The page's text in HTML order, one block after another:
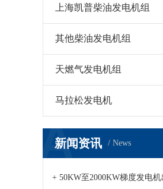
上海凯普柴油发电机组
其他柴油发电机组
天燃气发电机组
马拉松发电机
新闻资讯 / News